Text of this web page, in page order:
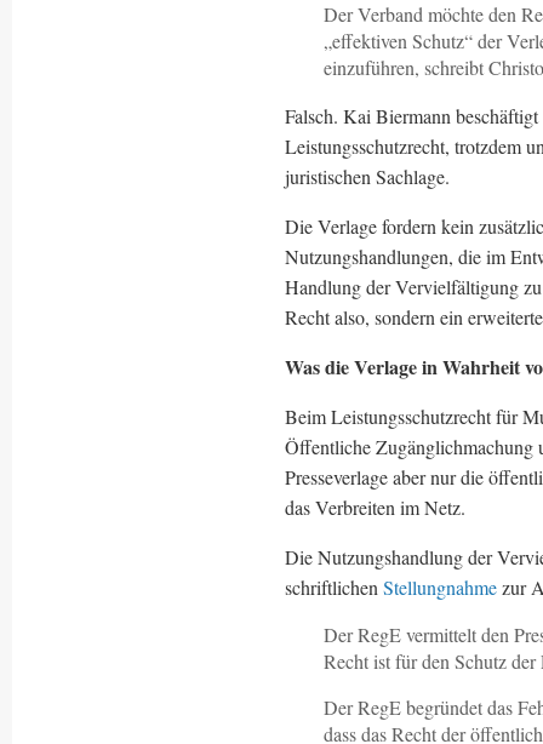
Der Verband möchte den
„effektiven Schutz“ der
einzuführen, schreibt
Falsch. Kai Biermann
Leistungsschutzrecht, trotzdem
juristischen Sachlage.
Die Verlage fordern kein
Nutzungshandlungen, die im
Handlung der Vervielfältigung
Recht also, sondern ein
Was die Verlage in Wahrheit
Beim Leistungsschutzrecht für
Öffentliche Zugänglichmachung
Presseverlage aber nur die
das Verbreiten im Netz.
Die Nutzungshandlung der
schriftlichen Stellungnahmezur
Der RegE vermittelt den
Recht ist für den Schutz
Der RegE begründet das
dass das Recht der